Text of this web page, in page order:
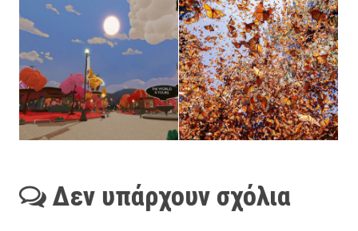
Δεν υπάρχουν σχόλια